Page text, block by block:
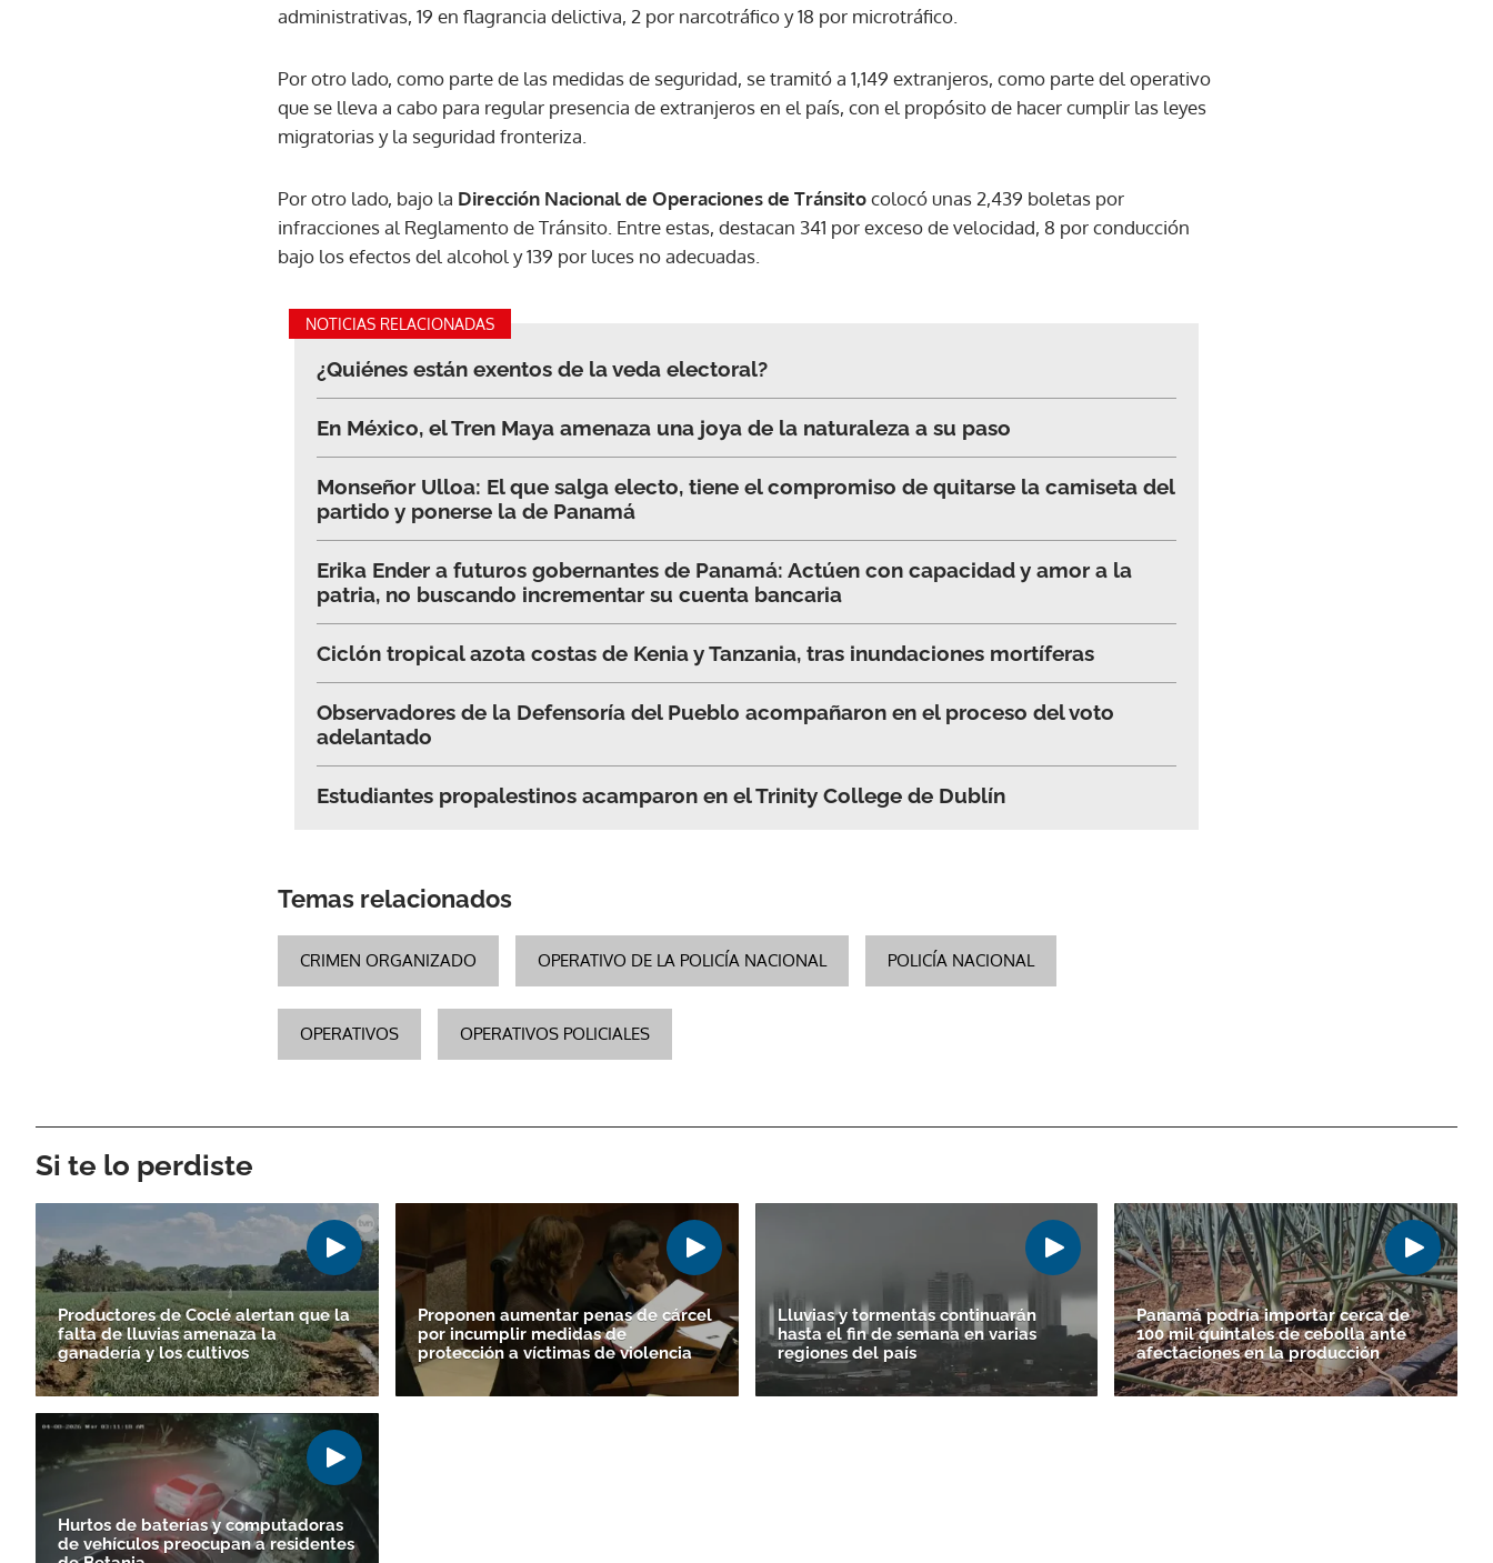
administrativas, 19 en flagrancia delictiva, 2 por narcotráfico y 18 por microtráfico.
Por otro lado, como parte de las medidas de seguridad, se tramitó a 1,149 extranjeros, como parte del operativo
que se lleva a cabo para regular presencia de extranjeros en el país, con el propósito de hacer cumplir las leyes
migratorias y la seguridad fronteriza.
Por otro lado, bajo la Dirección Nacional de Operaciones de Tránsitocolocó unas 2,439 boletas por
infracciones al Reglamento de Tránsito. Entre estas, destacan 341 por exceso de velocidad, 8 por conducción
bajo los efectos del alcohol y 139 por luces no adecuadas.
NOTICIAS RELACIONADAS
¿Quiénes están exentos de la veda electoral?
En México, el Tren Maya amenaza una joya de la naturaleza a su paso
Monseñor Ulloa: El que salga electo, tiene el compromiso de quitarse la camiseta del
partido y ponerse la de Panamá
Erika Ender a futuros gobernantes de Panamá: Actúen con capacidad y amor a la
patria, no buscando incrementar su cuenta bancaria
Ciclón tropical azota costas de Kenia y Tanzania, tras inundaciones mortíferas
Observadores de la Defensoría del Pueblo acompañaron en el proceso del voto
adelantado
Estudiantes propalestinos acamparon en el Trinity College de Dublín
Temas relacionados
CRIMEN ORGANIZADO OPERATIVO DE LA POLICÍA NACIONAL POLICÍA NACIONAL
OPERATIVOS OPERATIVOS POLICIALES
Si te lo perdiste
Productores de Coclé alertan que la
falta de lluvias amenaza la
ganadería y los cultivos
Proponen aumentar penas de cárcel
por incumplir medidas de
protección a víctimas de violencia
Lluvias y tormentas continuarán
hasta el fin de semana en varias
regiones del país
Panamá podría importar cerca de
100 mil quintales de cebolla ante
afectaciones en la producción
Hurtos de baterías y computadoras
de vehículos preocupan a residentes